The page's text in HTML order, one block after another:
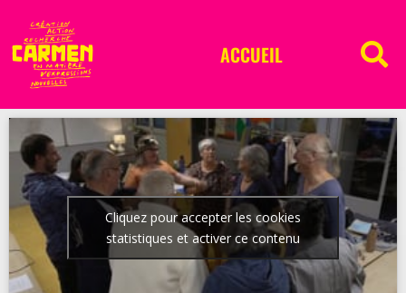
ACCUEIL
Cliquez pour accepter les cookies
statistiques et activer ce contenu